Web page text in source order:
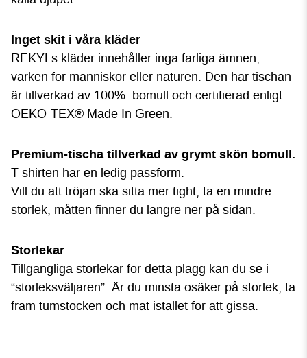
Inget skit i våra kläder
REKYLs kläder innehåller inga farliga ämnen,
varken för människor eller naturen. Den här tischan
är tillverkad av 100% bomull och certifierad enligt
OEKO-TEX® Made In Green.
Premium-tischa tillverkad av grymt skön bomull.
T-shirten har en ledig passform.
Vill du att tröjan ska sitta mer tight, ta en mindre
storlek, måtten finner du längre ner på sidan.
Storlekar
Tillgängliga storlekar för detta plagg kan du se i
“storleksväljaren”. Är du minsta osäker på storlek, ta
fram tumstocken och mät istället för att gissa.